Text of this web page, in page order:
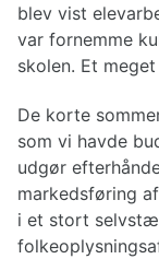
blev vist
var fornemme
skolen. Et
De korte
som vi havde
udgør
markedsføring
i et stort